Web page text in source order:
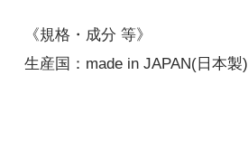
《規格・成分 等》
生産国：made in JAPAN(日本製)